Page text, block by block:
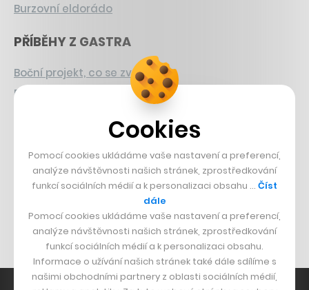
Burzovní eldorádo
PŘÍBĚHY Z GASTRA
Boční projekt, co se zvrtnul
Francouzský šéfkuchař na Šumavě
Bomma není tichá
Nábytek z betonu
Cookies
Pomocí cookies ukládáme vaše nastavení a preferencí,
analýze návštěvnosti našich stránek, zprostředkování
funkcí sociálních médií a k personalizaci obsahu … Číst
dále
Pomocí cookies ukládáme vaše nastavení a preferencí,
analýze návštěvnosti našich stránek, zprostředkování
funkcí sociálních médií a k personalizaci obsahu.
Informace o užívání našich stránek také dále sdílíme s
našimi obchodními partnery z oblasti sociálních médií,